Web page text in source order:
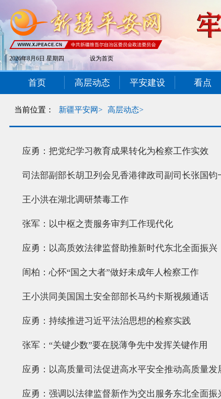
2026年8月6日 星期四 设为首页
首页 高层动态 平安建设 看点
当前位置： 新疆平安网> 高层动态>
应勇：​把党纪学习教育成果转化为检察工作实效
司法部副部长胡卫列会见香港律政司副司长张国钧
王小洪在湖北调研禁毒工作
张军：以中枢之责服务审判工作现代化
应勇：以高质效法律监督助推新时代东北全面振兴
訚柏：​心怀“国之大者”做好未成年人检察工作
王小洪同美国国土安全部部长马约卡斯视频通话
应勇：持续推进习近平法治思想的检察实践
张军：“关键少数”要在脱薄争先中发挥关键作用
应勇：以高质量司法促进高水平安全推动高质量发
应勇：强调以法律监督新作为交出服务东北全面振